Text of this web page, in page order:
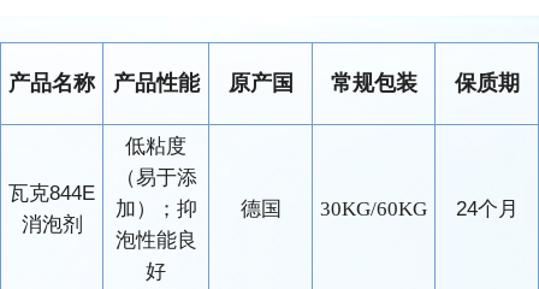
产品名称 产品性能 原产国 常规包装 保质期
瓦克844E
消泡剂
低粘度
（易于添
加）；抑
泡性能良
好
德国 30KG/60KG 24个月